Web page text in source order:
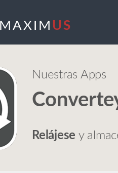
MAXIM US
Nuestras Apps
Relájese y